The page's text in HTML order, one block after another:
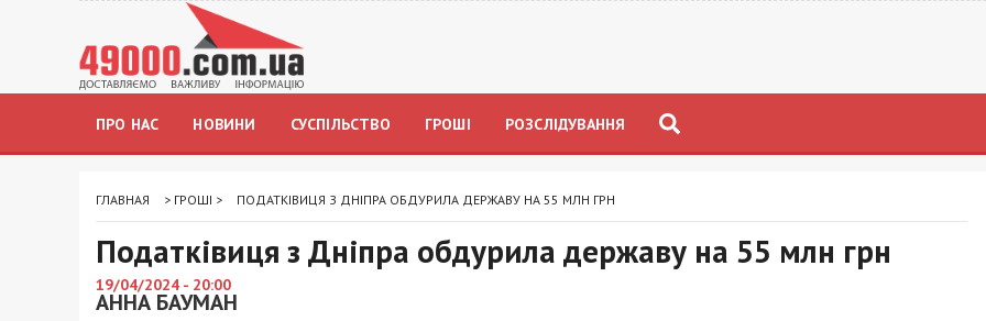
ПРО НАС НОВИНИ СУСПІЛЬСТВО ГРОШІ РОЗСЛІДУВАННЯ
ГЛАВНАЯ > ГРОШІ > ПОДАТКІВИЦЯ З ДНІПРА ОБДУРИЛА ДЕРЖАВУ НА 55 МЛН ГРН
Податківиця з Дніпра обдурила державу на 55 млн грн
19/04/2024 - 20:00
АННА БАУМАН